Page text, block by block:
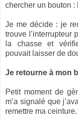
chercher un bouton
Je me décide : je
trouve l’interrupteur
la chasse et
pouvait laisser de
Je retourne à mon
Petit moment de
m’a signalé que
remettre ma ceinture.